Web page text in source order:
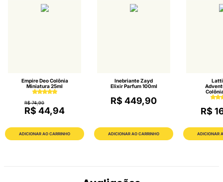
Empire Deo Colônia
Miniatura 25ml
R$ 74,90
R$ 44,94
ADICIONAR AO CARRINHO
Inebriante Zayd
Elixir Parfum 100ml
R$ 449,90
ADICIONAR AO CARRINHO
R$
ADICIONAR